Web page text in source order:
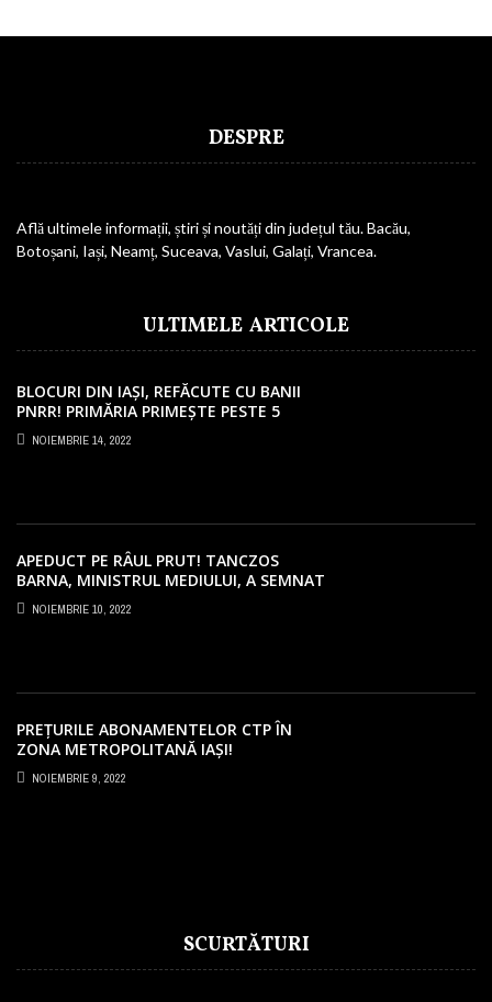
DESPRE
Află ultimele informații, știri și noutăți din județul tău. Bacău,
Botoșani, Iași, Neamț, Suceava, Vaslui, Galați, Vrancea.
ULTIMELE ARTICOLE
BLOCURI DIN IAȘI, REFĂCUTE CU BANII
PNRR! PRIMĂRIA PRIMEȘTE PESTE 5
MILIOANE EURO
NOIEMBRIE 14, 2022
APEDUCT PE RÂUL PRUT! TANCZOS
BARNA, MINISTRUL MEDIULUI, A SEMNAT
PROIECTUL LA IAȘI!
NOIEMBRIE 10, 2022
PREȚURILE ABONAMENTELOR CTP ÎN
ZONA METROPOLITANĂ IAȘI!
NEMULȚUMIRI PENTRU SUMELE URIAȘE
CERUTE PE BILETE
NOIEMBRIE 9, 2022
SCURTĂTURI